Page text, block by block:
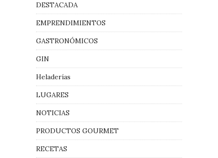
DESTACADA
EMPRENDIMIENTOS
GASTRONÓMICOS
GIN
Heladerías
LUGARES
NOTICIAS
PRODUCTOS GOURMET
RECETAS